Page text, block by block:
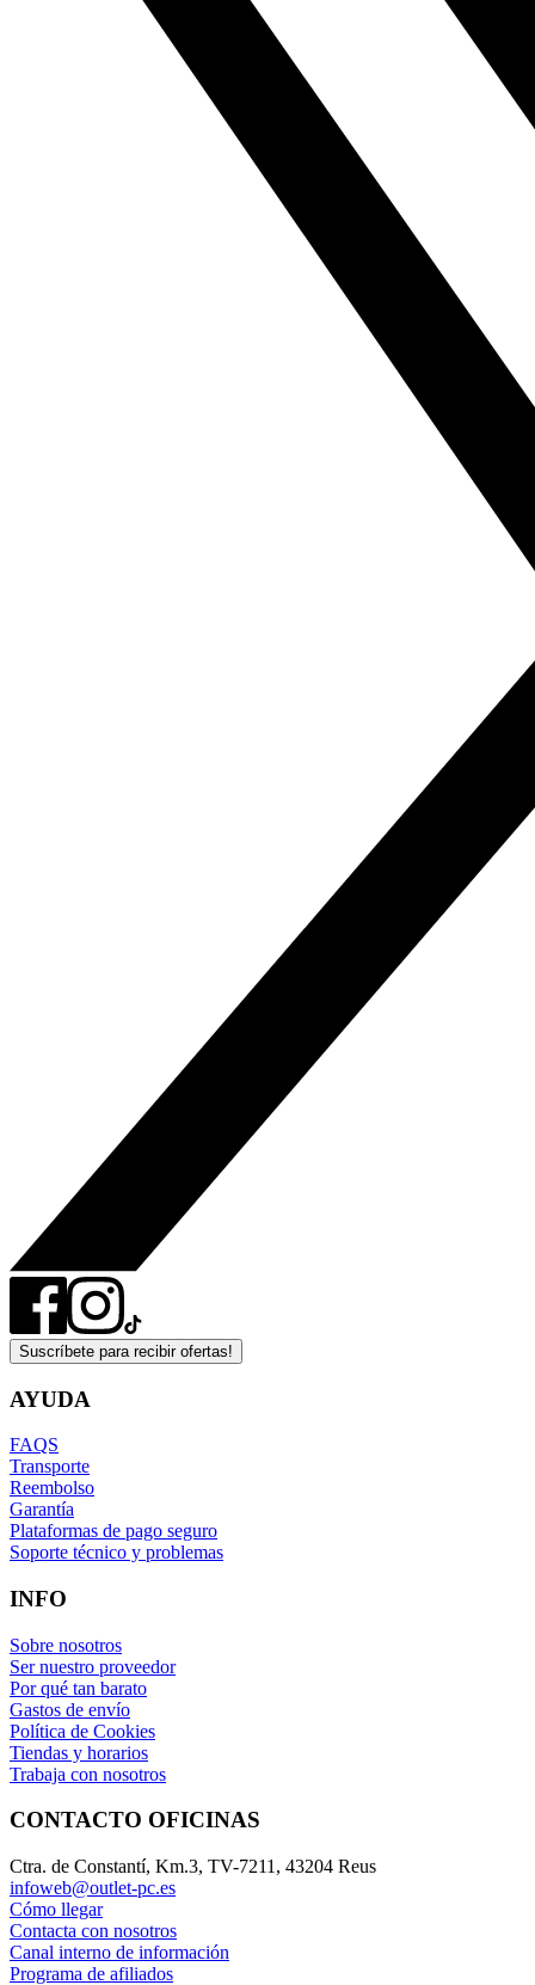
Suscríbete para recibir ofertas!
AYUDA
FAQS
Transporte
Reembolso
Garantía
Plataformas de pago seguro
Soporte técnico y problemas
INFO
Sobre nosotros
Ser nuestro proveedor
Por qué tan barato
Gastos de envío
Política de Cookies
Tiendas y horarios
Trabaja con nosotros
CONTACTO OFICINAS
Ctra. de Constantí, Km.3, TV-7211, 43204 Reus
infoweb@outlet-pc.es
Cómo llegar
Contacta con nosotros
Canal interno de información
Programa de afiliados